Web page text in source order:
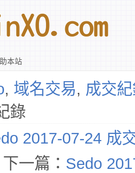
本站
, 域名交易, 成交
錄
2017-07-24 成
下一篇： Sedo